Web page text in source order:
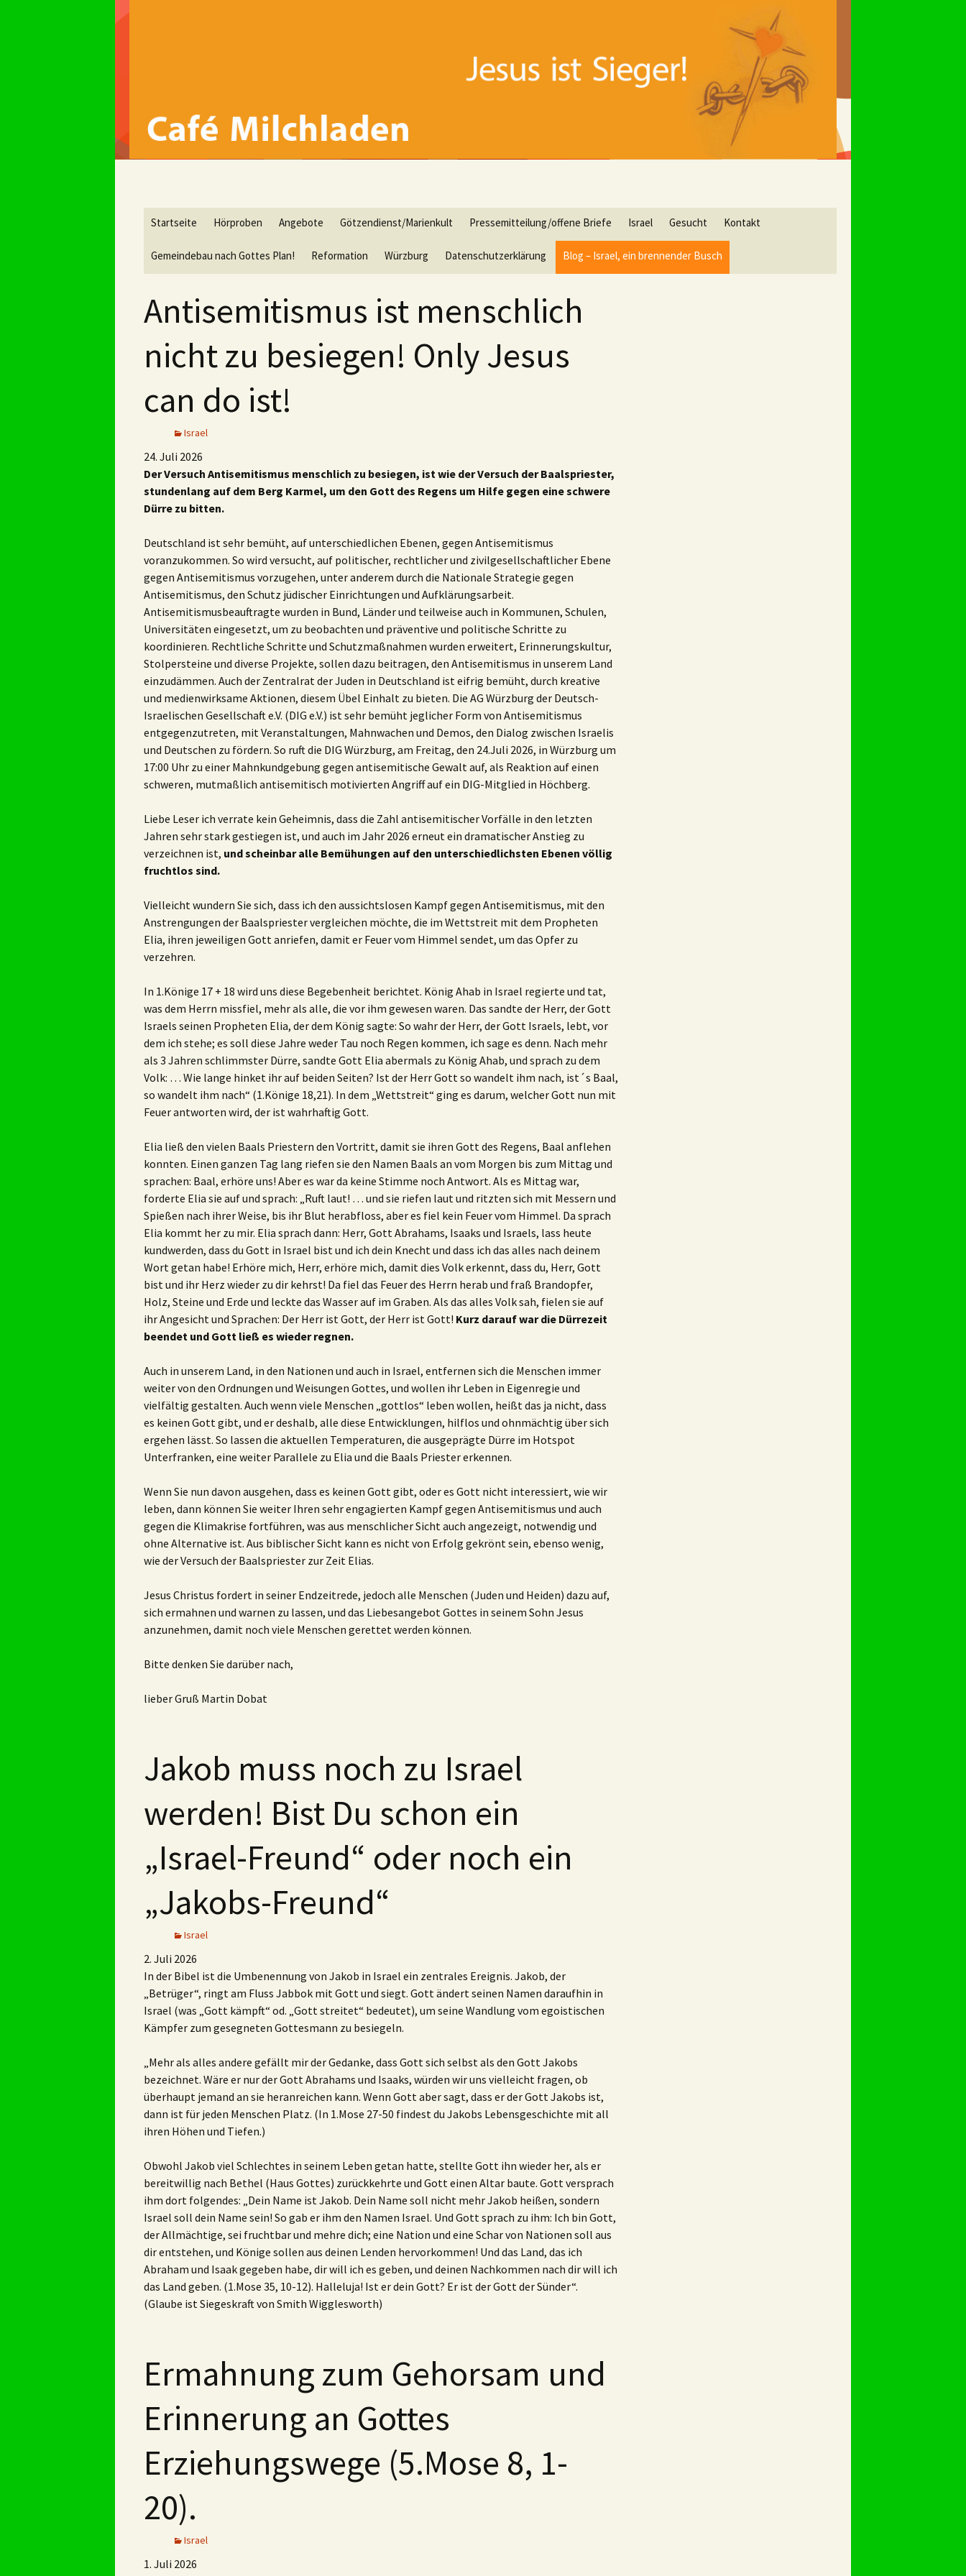
Springe
Inhalt
Startseite Hörproben Angebote Götzendienst/Marienkult Pressemitteilung/offene Briefe Israel Gesucht Kontakt
Gemeindebau nach Gottes Plan! Reformation Würzburg Datenschutzerklärung Blog – Israel, ein brennender Busch
Antisemitismus ist menschlich
nicht zu besiegen! Only Jesus
can do ist!
Israel
24. Juli 2026
Der Versuch Antisemitismus menschlich zu besiegen, ist wie der Versuch der Baalspriester,
stundenlang auf dem Berg Karmel, um den Gott des Regens um Hilfe gegen eine schwere
Dürre zu bitten.
Deutschland ist sehr bemüht, auf unterschiedlichen Ebenen, gegen Antisemitismus
voranzukommen. So wird versucht, auf politischer, rechtlicher und zivilgesellschaftlicher Ebene
gegen Antisemitismus vorzugehen, unter anderem durch die Nationale Strategie gegen
Antisemitismus, den Schutz jüdischer Einrichtungen und Aufklärungsarbeit.
Antisemitismusbeauftragte wurden in Bund, Länder und teilweise auch in Kommunen, Schulen,
Universitäten eingesetzt, um zu beobachten und präventive und politische Schritte zu
koordinieren. Rechtliche Schritte und Schutzmaßnahmen wurden erweitert, Erinnerungskultur,
Stolpersteine und diverse Projekte, sollen dazu beitragen, den Antisemitismus in unserem Land
einzudämmen. Auch der Zentralrat der Juden in Deutschland ist eifrig bemüht, durch kreative
und medienwirksame Aktionen, diesem Übel Einhalt zu bieten. Die AG Würzburg der Deutsch-
Israelischen Gesellschaft e.V. (DIG e.V.) ist sehr bemüht jeglicher Form von Antisemitismus
entgegenzutreten, mit Veranstaltungen, Mahnwachen und Demos, den Dialog zwischen Israelis
und Deutschen zu fördern. So ruft die DIG Würzburg, am Freitag, den 24.Juli 2026, in Würzburg um
17:00 Uhr zu einer Mahnkundgebung gegen antisemitische Gewalt auf, als Reaktion auf einen
schweren, mutmaßlich antisemitisch motivierten Angriff auf ein DIG-Mitglied in Höchberg.
Liebe Leser ich verrate kein Geheimnis, dass die Zahl antisemitischer Vorfälle in den letzten
Jahren sehr stark gestiegen ist, und auch im Jahr 2026 erneut ein dramatischer Anstieg zu
verzeichnen ist, und scheinbar alle Bemühungen auf den unterschiedlichsten Ebenen völlig
fruchtlos sind.
Vielleicht wundern Sie sich, dass ich den aussichtslosen Kampf gegen Antisemitismus, mit den
Anstrengungen der Baalspriester vergleichen möchte, die im Wettstreit mit dem Propheten
Elia, ihren jeweiligen Gott anriefen, damit er Feuer vom Himmel sendet, um das Opfer zu
verzehren.
In 1.Könige 17 + 18 wird uns diese Begebenheit berichtet. König Ahab in Israel regierte und tat,
was dem Herrn missfiel, mehr als alle, die vor ihm gewesen waren. Das sandte der Herr, der Gott
Israels seinen Propheten Elia, der dem König sagte: So wahr der Herr, der Gott Israels, lebt, vor
dem ich stehe; es soll diese Jahre weder Tau noch Regen kommen, ich sage es denn. Nach mehr
als 3 Jahren schlimmster Dürre, sandte Gott Elia abermals zu König Ahab, und sprach zu dem
Volk: … Wie lange hinket ihr auf beiden Seiten? Ist der Herr Gott so wandelt ihm nach, ist´s Baal,
so wandelt ihm nach“ (1.Könige 18,21). In dem „Wettstreit“ ging es darum, welcher Gott nun mit
Feuer antworten wird, der ist wahrhaftig Gott.
Elia ließ den vielen Baals Priestern den Vortritt, damit sie ihren Gott des Regens, Baal anflehen
konnten. Einen ganzen Tag lang riefen sie den Namen Baals an vom Morgen bis zum Mittag und
sprachen: Baal, erhöre uns! Aber es war da keine Stimme noch Antwort. Als es Mittag war,
forderte Elia sie auf und sprach: „Ruft laut! … und sie riefen laut und ritzten sich mit Messern und
Spießen nach ihrer Weise, bis ihr Blut herabfloss, aber es fiel kein Feuer vom Himmel. Da sprach
Elia kommt her zu mir. Elia sprach dann: Herr, Gott Abrahams, Isaaks und Israels, lass heute
kundwerden, dass du Gott in Israel bist und ich dein Knecht und dass ich das alles nach deinem
Wort getan habe! Erhöre mich, Herr, erhöre mich, damit dies Volk erkennt, dass du, Herr, Gott
bist und ihr Herz wieder zu dir kehrst! Da fiel das Feuer des Herrn herab und fraß Brandopfer,
Holz, Steine und Erde und leckte das Wasser auf im Graben. Als das alles Volk sah, fielen sie auf
ihr Angesicht und Sprachen: Der Herr ist Gott, der Herr ist Gott! Kurz darauf war die Dürrezeit
beendet und Gott ließ es wieder regnen.
Auch in unserem Land, in den Nationen und auch in Israel, entfernen sich die Menschen immer
weiter von den Ordnungen und Weisungen Gottes, und wollen ihr Leben in Eigenregie und
vielfältig gestalten. Auch wenn viele Menschen „gottlos“ leben wollen, heißt das ja nicht, dass
es keinen Gott gibt, und er deshalb, alle diese Entwicklungen, hilflos und ohnmächtig über sich
ergehen lässt. So lassen die aktuellen Temperaturen, die ausgeprägte Dürre im Hotspot
Unterfranken, eine weiter Parallele zu Elia und die Baals Priester erkennen.
Wenn Sie nun davon ausgehen, dass es keinen Gott gibt, oder es Gott nicht interessiert, wie wir
leben, dann können Sie weiter Ihren sehr engagierten Kampf gegen Antisemitismus und auch
gegen die Klimakrise fortführen, was aus menschlicher Sicht auch angezeigt, notwendig und
ohne Alternative ist. Aus biblischer Sicht kann es nicht von Erfolg gekrönt sein, ebenso wenig,
wie der Versuch der Baalspriester zur Zeit Elias.
Jesus Christus fordert in seiner Endzeitrede, jedoch alle Menschen (Juden und Heiden) dazu auf,
sich ermahnen und warnen zu lassen, und das Liebesangebot Gottes in seinem Sohn Jesus
anzunehmen, damit noch viele Menschen gerettet werden können.
Bitte denken Sie darüber nach,
lieber Gruß Martin Dobat
Jakob muss noch zu Israel
werden! Bist Du schon ein
„Israel-Freund“ oder noch ein
„Jakobs-Freund“
Israel
2. Juli 2026
In der Bibel ist die Umbenennung von Jakob in Israel ein zentrales Ereignis. Jakob, der
„Betrüger“, ringt am Fluss Jabbok mit Gott und siegt. Gott ändert seinen Namen daraufhin in
Israel (was „Gott kämpft“ od. „Gott streitet“ bedeutet), um seine Wandlung vom egoistischen
Kämpfer zum gesegneten Gottesmann zu besiegeln.
„Mehr als alles andere gefällt mir der Gedanke, dass Gott sich selbst als den Gott Jakobs
bezeichnet. Wäre er nur der Gott Abrahams und Isaaks, würden wir uns vielleicht fragen, ob
überhaupt jemand an sie heranreichen kann. Wenn Gott aber sagt, dass er der Gott Jakobs ist,
dann ist für jeden Menschen Platz. (In 1.Mose 27-50 findest du Jakobs Lebensgeschichte mit all
ihren Höhen und Tiefen.)
Obwohl Jakob viel Schlechtes in seinem Leben getan hatte, stellte Gott ihn wieder her, als er
bereitwillig nach Bethel (Haus Gottes) zurückkehrte und Gott einen Altar baute. Gott versprach
ihm dort folgendes: „Dein Name ist Jakob. Dein Name soll nicht mehr Jakob heißen, sondern
Israel soll dein Name sein! So gab er ihm den Namen Israel. Und Gott sprach zu ihm: Ich bin Gott,
der Allmächtige, sei fruchtbar und mehre dich; eine Nation und eine Schar von Nationen soll aus
dir entstehen, und Könige sollen aus deinen Lenden hervorkommen! Und das Land, das ich
Abraham und Isaak gegeben habe, dir will ich es geben, und deinen Nachkommen nach dir will ich
das Land geben. (1.Mose 35, 10-12). Halleluja! Ist er dein Gott? Er ist der Gott der Sünder“.
(Glaube ist Siegeskraft von Smith Wigglesworth)
Ermahnung zum Gehorsam und
Erinnerung an Gottes
Erziehungswege (5.Mose 8, 1-
20).
Israel
1. Juli 2026